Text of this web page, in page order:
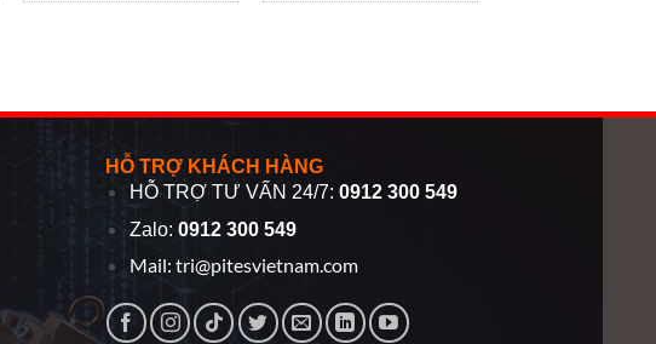
N1500 Apist việt nam
Vietnam
HỖ TRỢ KHÁCH HÀNG
HỖ TRỢ TƯ VẤN 24/7:0912 300 549
Zalo:0912 300 549
Mail:tri@pitesvietnam.com